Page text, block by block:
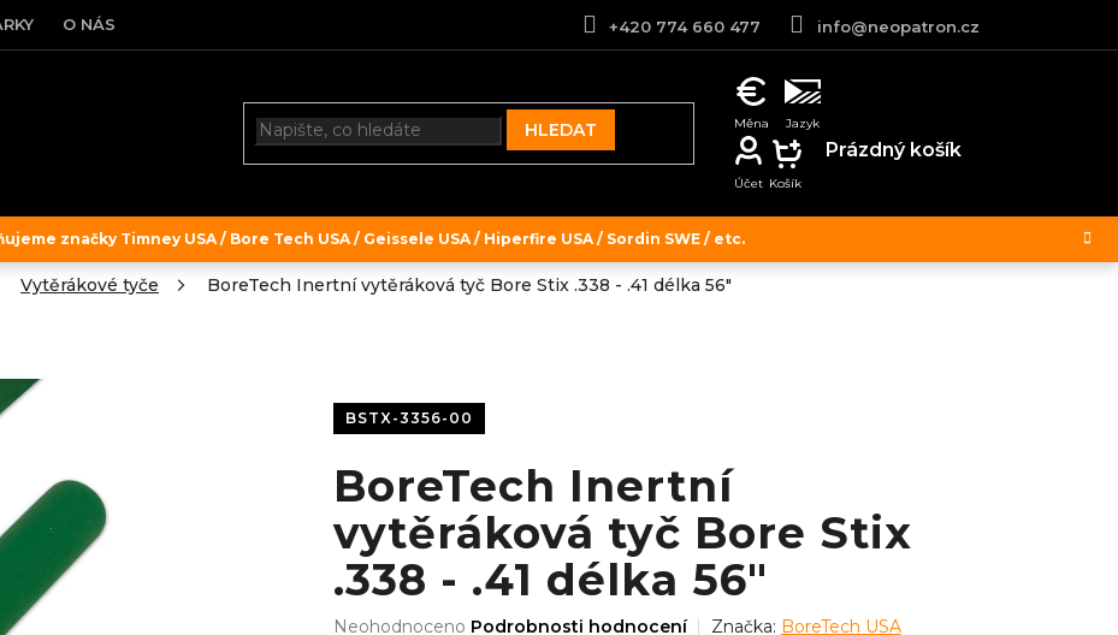
značky Timney USA / Bore Tech USA / Geissele USA / Hiperfire USA / Sordin SWE / etc.
+420 774 660 477 info@neopatron.cz
O NÁS
HLEDAT
NÁKUPNÍ
KOŠÍK
Prázdný košík
Vytěrákové tyče BoreTech Inertní vytěráková tyč Bore Stix .338 - .41 délka 56"
BoreTech Inertní
vytěráková tyč Bore Stix
.338 - .41 délka 56"
BSTX-3356-00
Průměrné
Neohodnoceno Podrobnosti hodnocení Značka: BoreTech USA